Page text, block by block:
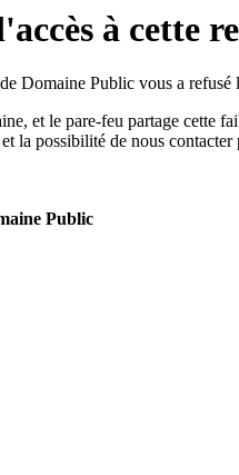
à cette
Domaine Public vous a refusé
et le pare-feu partage cette
la possibilité de nous
Public